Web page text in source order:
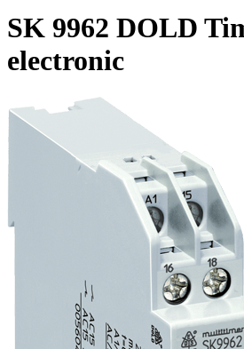
SK 9962 DOLD
electronic